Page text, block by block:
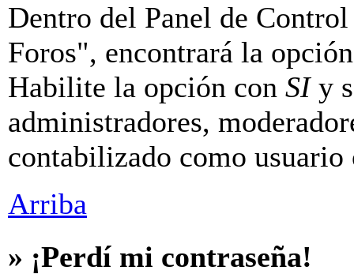
Dentro del Panel de
Foros", encontrará la
Habilite la opción con SIy
administradores,
contabilizado como usuario
Arriba
» ¡Perdí mi contraseña!